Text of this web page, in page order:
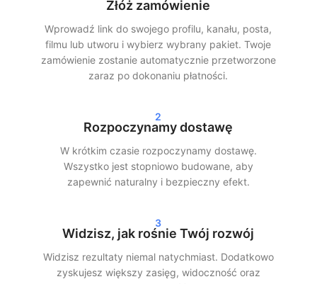
Twoi obserwujący, polubienia lub wyświetlenia nie pojawiają się
jednorazowo, lecz są rozłożone w czasie. Zapewnia to
realistyczny wzrost i minimalizuje ryzyko.
Szybka dostawa i realne wyniki
ciągu 24 godzin. W zależności od wybranego pakietu
zobaczysz wyraźne wyniki w swoich statystykach w ciągu 24–
72 godzin. Niezależnie od tego, czy wybierzesz kupowanie
obserwujących na Instagramie, wyświetleń na TikToku czy
streamów na Spotify — zapewniamy szybką i sprawną
Nasi klienci wybierają SocialKings, ponieważ dotrzymujemy
.
Złóż zamówienie
Wprowadź link do swojego profilu, kanału, posta,
filmu lub utworu i wybierz wybrany pakiet. Twoje
zamówienie zostanie automatycznie przetworzone
zaraz po dokonaniu płatności.
2
Rozpoczynamy dostawę
W krótkim czasie rozpoczynamy dostawę.
Wszystko jest stopniowo budowane, aby
zapewnić naturalny i bezpieczny efekt.
3
Widzisz, jak rośnie Twój rozwój
Widzisz rezultaty niemal natychmiast. Dodatkowo
zyskujesz większy zasięg, widoczność oraz